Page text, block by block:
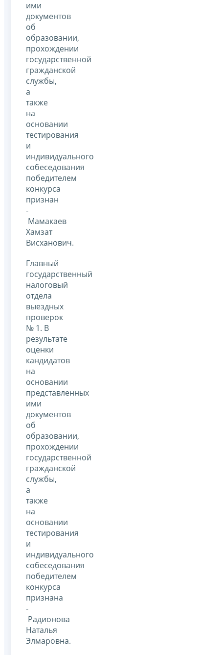
ими
документов
об
образовании,
прохождении
государственной
гражданской
службы,
а
также
на
основании
тестирования
и
индивидуального
собеседования
победителем
конкурса
признан
-
Мамакаев
Хамзат
Висханович.
Главный
государственный
налоговый
отдела
выездных
проверок
№ 1. В
результате
оценки
кандидатов
на
основании
представленных
ими
документов
об
образовании,
прохождении
государственной
гражданской
службы,
а
также
на
основании
тестирования
и
индивидуального
собеседования
победителем
конкурса
признана
-
Радионова
Наталья
Элмаровна.